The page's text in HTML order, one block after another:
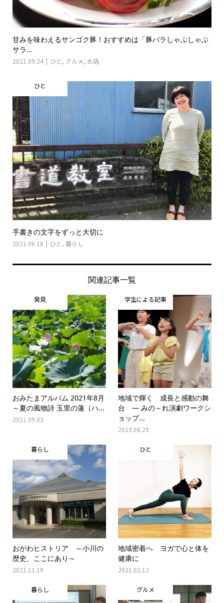
甘みを味わえるサンゴク豚！おすすめは「豚バラしゃぶしゃぶ
サラ...
2021.09.24 ひと , グルメ, お店
ひと
手書きの文字をずっと大切に
2021.06.18 ひと , 暮らし
関連記事一覧
発見
おみたまアルバム 2021年8月
～夏の風物詩 玉里の蓮（ハ...
2021.09.03
学生による記事
地域で輝く 成長と感動の舞
台 ― みの～れ演劇ワークシ
ョップ...
2023.08.29
暮らし
おがわヒストリア ～小川の
歴史、ここにあり～
2021.11.19
ひと
地域密着へ ヨガで心と体を
健康に
2021.02.12
暮らし グルメ